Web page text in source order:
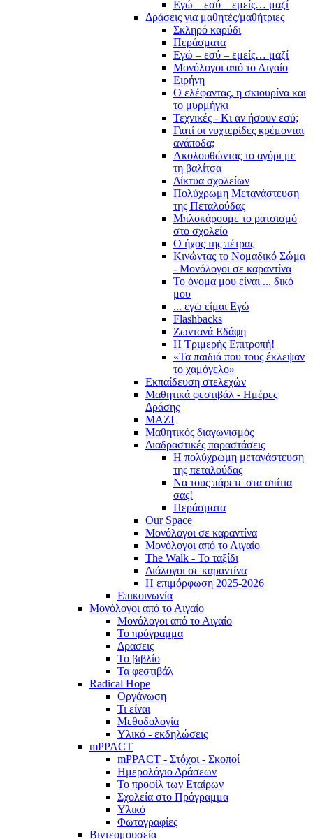
Εγώ – εσύ – εμείς… μαζί
Δράσεις για μαθητές/μαθήτριες
Σκληρό καρύδι
Περάσματα
Εγώ – εσύ – εμείς… μαζί
Μονόλογοι από το Αιγαίο
Ειρήνη
Ο ελέφαντας, η σκιουρίνα και
το μυρμήγκι
Τεχνικές - Κι αν ήσουν εσύ;
Γιατί οι νυχτερίδες κρέμονται
ανάποδα;
Ακολουθώντας το αγόρι με
τη βαλίτσα
Δίκτυα σχολείων
Πολύχρωμη Μετανάστευση
της Πεταλούδας
Μπλοκάρουμε το ρατσισμό
στο σχολείο
Ο ήχος της πέτρας
Κινώντας το Νομαδικό Σώμα
- Μονόλογοι σε καραντίνα
Το όνομα μου είναι ... δικό
μου
... εγώ είμαι Εγώ
Flashbacks
Ζωντανά Εδάφη
Η Τριμερής Επιτροπή!
«Τα παιδιά που τους έκλεψαν
το χαμόγελο»
Εκπαίδευση στελεχών
Μαθητικά φεστιβάλ - Ημέρες
Δράσης
ΜΑΖΙ
Μαθητικός διαγωνισμός
Διαδραστικές παραστάσεις
Η πολύχρωμη μετανάστευση
της πεταλούδας
Να τους πάρετε στα σπίτια
σας!
Περάσματα
Our Space
Μονόλογοι σε καραντίνα
Μονόλογοι από το Αιγαίο
The Walk - Το ταξίδι
Διάλογοι σε καραντίνα
Η επιμόρφωση 2025-2026
Επικοινωνία
Μονόλογοι από το Αιγαίο
Μονόλογοι από το Αιγαίο
Το πρόγραμμα
Δρασεις
Το βιβλίο
Τα φεστιβάλ
Radical Hope
Οργάνωση
Τι είναι
Μεθοδολογία
Υλικό - εκδηλώσεις
mPPACT
mPPACT - Στόχοι - Σκοποί
Ημερολόγιο Δράσεων
Το προφίλ των Εταίρων
Σχολεία στο Πρόγραμμα
Υλικό
Φωτογραφίες
Βιντεομουσεία